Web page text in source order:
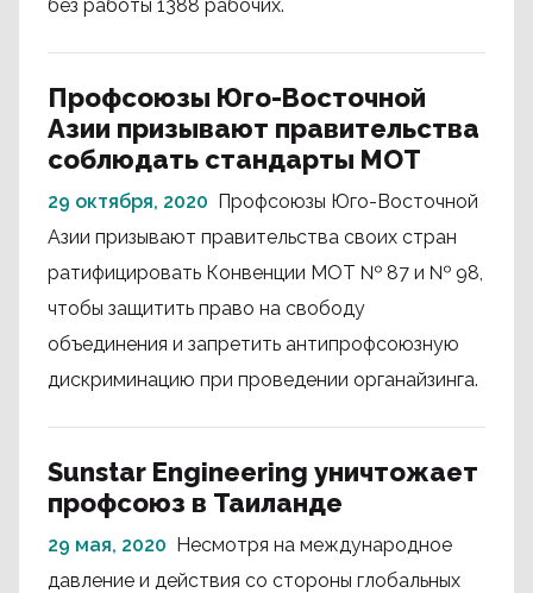
без работы 1388 рабочих.
Профсоюзы Юго-Восточной
Азии призывают правительства
соблюдать стандарты МОТ
29 октября, 2020 Профсоюзы Юго-Восточной
Азии призывают правительства своих стран
ратифицировать Конвенции МОТ № 87 и № 98,
чтобы защитить право на свободу
объединения и запретить антипрофсоюзную
дискриминацию при проведении органайзинга.
Sunstar Engineering уничтожает
профсоюз в Таиланде
29 мая, 2020 Несмотря на международное
давление и действия со стороны глобальных